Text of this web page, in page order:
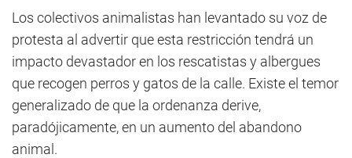
Los colectivos animalistas han levantado su voz de
protesta al advertir que esta restricción tendrá un
impacto devastador en los rescatistas y albergues
que recogen perros y gatos de la calle. Existe el temor
generalizado de que la ordenanza derive,
paradójicamente, en un aumento del abandono
animal.